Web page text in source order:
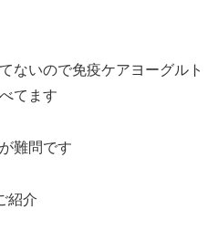
ないので免疫ケアヨーグルト
てます
難問です
紹介